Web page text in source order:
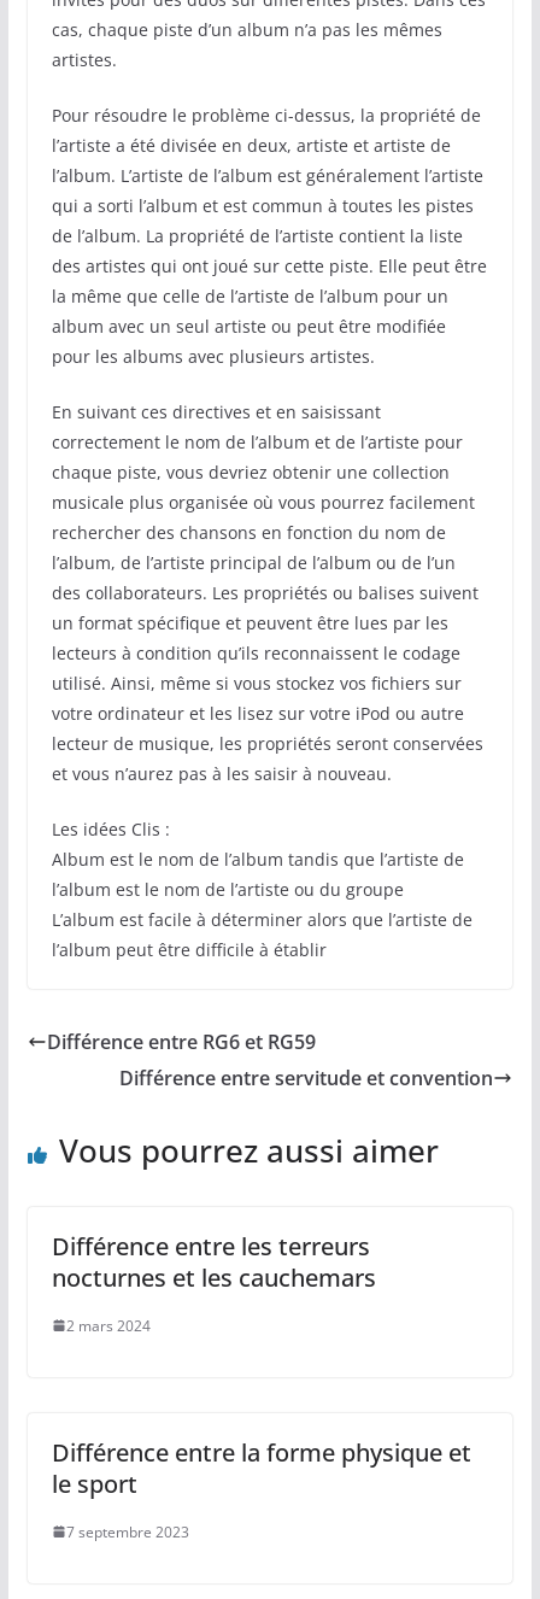
cas, chaque piste d’un album n’a pas les mêmes
artistes.
Pour résoudre le problème ci-dessus, la propriété de
l’artiste a été divisée en deux, artiste et artiste de
l’album. L’artiste de l’album est généralement l’artiste
qui a sorti l’album et est commun à toutes les pistes
de l’album. La propriété de l’artiste contient la liste
des artistes qui ont joué sur cette piste. Elle peut être
la même que celle de l’artiste de l’album pour un
album avec un seul artiste ou peut être modifiée
pour les albums avec plusieurs artistes.
En suivant ces directives et en saisissant
correctement le nom de l’album et de l’artiste pour
chaque piste, vous devriez obtenir une collection
musicale plus organisée où vous pourrez facilement
rechercher des chansons en fonction du nom de
l’album, de l’artiste principal de l’album ou de l’un
des collaborateurs. Les propriétés ou balises suivent
un format spécifique et peuvent être lues par les
lecteurs à condition qu’ils reconnaissent le codage
utilisé. Ainsi, même si vous stockez vos fichiers sur
votre ordinateur et les lisez sur votre iPod ou autre
lecteur de musique, les propriétés seront conservées
et vous n’aurez pas à les saisir à nouveau.
Les idées Clis :
Album est le nom de l’album tandis que l’artiste de
l’album est le nom de l’artiste ou du groupe
L’album est facile à déterminer alors que l’artiste de
l’album peut être difficile à établir
Différence entre RG6 et RG59
Différence entre servitude et convention
Vous pourrez aussi aimer
Différence entre les terreurs
nocturnes et les cauchemars
2 mars 2024
Différence entre la forme physique et
le sport
7 septembre 2023